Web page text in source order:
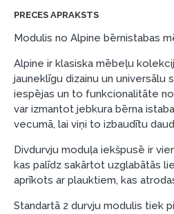
Piemērs: Preces cena
pirmā iemaksa: 0 €,
kopējā pārmaksa: 0 €.
Līzingu un nomaksu varat
salonu Dārzciema ielā 91, Rīga,
Dokumentu prasības:
ESTO LV AS
nepieciešams Smart-ID,
eID mobile, ESTO konts
Luminor, SEB vai
PRECES APRAKSTS
Modulis no Alpine bērnistabas
Alpine ir klasiska mēbeļu
jauneklīgu dizainu un universālu
iespējas un to funkcionalitāte
var izmantot jebkura bērna
vecumā, lai viņi to izbaudītu
Divdurvju moduļa iekšpusē ir
kas palīdz sakārtot uzglabātās
aprīkots ar plauktiem, kas
Standartā 2 durvju modulis tiek